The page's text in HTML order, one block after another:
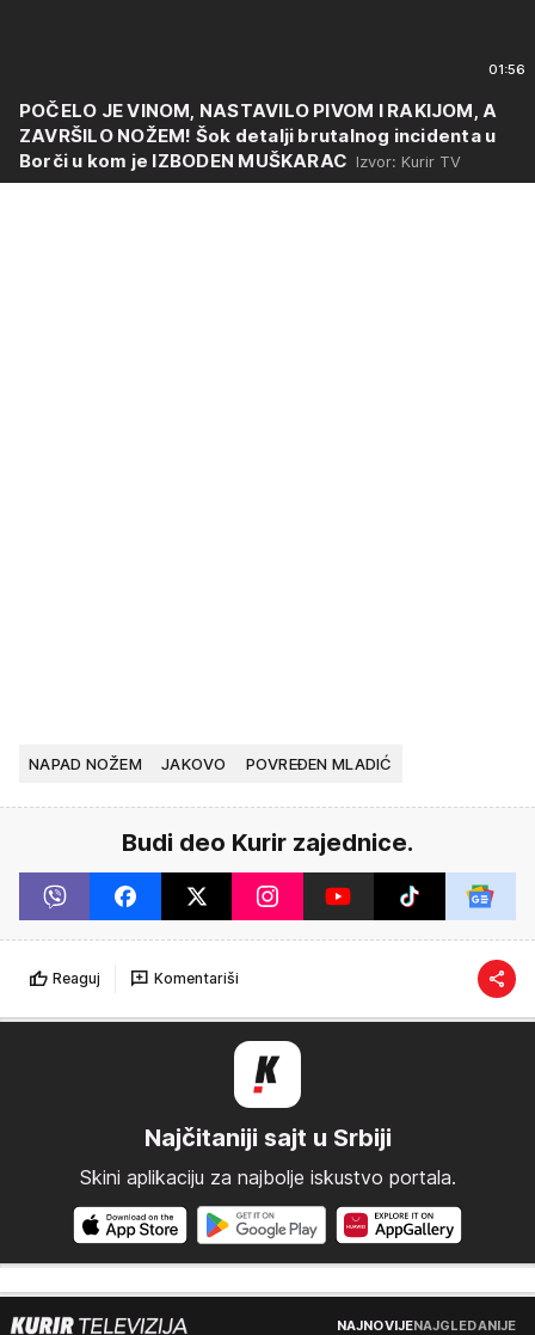
01:56
POČELO JE VINOM, NASTAVILO PIVOM I RAKIJOM, A
ZAVRŠILO NOŽEM! Šok detalji brutalnog incidenta u
Borči u kom je IZBODEN MUŠKARAC Izvor: Kurir TV
NAPAD NOŽEM JAKOVO POVREĐEN MLADIĆ
Budi deo Kurir zajednice.
Reaguj Komentariši
Najčitaniji sajt u Srbiji
Skini aplikaciju za najbolje iskustvo portala.
NAJNOVIJENAJGLEDANIJE